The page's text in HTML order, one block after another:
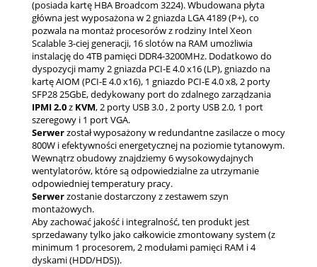
(posiada kartę HBA Broadcom 3224).Wbudowana płyta
główna jest wyposażona w 2 gniazda LGA 4189 (P+), co
pozwala na montaż procesorów z rodziny Intel Xeon
Scalable 3-ciej generacji, 16 slotów na RAM umożliwia
instalację do 4TB pamięci DDR4-3200MHz. Dodatkowo do
dyspozycji mamy 2 gniazda PCI-E 4.0 x16 (LP), gniazdo na
kartę AIOM (PCI-E 4.0 x16), 1 gniazdo PCI-E 4.0 x8, 2 porty
SFP28 25GbE, dedykowany port do zdalnego zarządzania
IPMI2.0z KVM, 2 porty USB 3.0 , 2 porty USB 2.0, 1 port
szeregowy i 1 port VGA.
Serwerzostał wyposażony w redundantne zasilacze o mocy
800W i efektywności energetycznej na poziomie tytanowym.
Wewnątrz obudowy znajdziemy 6 wysokowydajnych
wentylatorów, które są odpowiedzialne za utrzymanie
odpowiedniej temperatury pracy.
Serwerzostanie dostarczony z zestawem szyn
montażowych.
Aby zachować jakość i integralność, ten produkt jest
sprzedawany tylko jako całkowicie zmontowany system (z
minimum 1 procesorem, 2 modułami pamięci RAM i 4
dyskami (HDD/HDS)).